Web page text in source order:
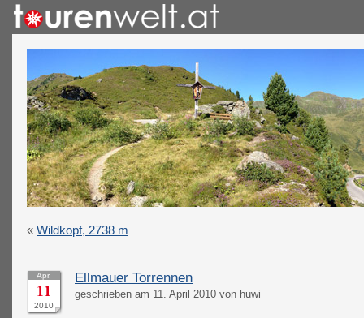
« Wildkopf, 2738 m
Apr.
11
2010
Ellmauer Torrennen
geschrieben am 11. April 2010 von huwi